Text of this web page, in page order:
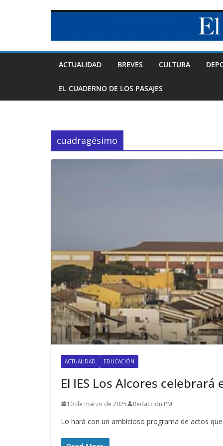
ACTUALIDAD BREVES CULTURA
EL CUADERNO DE LOS PASAJES
cuadragésimo
ACTUALIDAD EDUCACIÓN
El IES Los Alcores
10 de marzo de 2025 Redacción PM
Lo hará con un ambicioso programa de actos